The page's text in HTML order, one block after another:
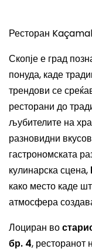
Ресторан
Скопје е град
понуда, каде
трендови се
ресторани до
љубителите на
разновидни
гастрономската
кулинарска сцена,
како место каде
атмосфера
Лоциран во
бр. 4, ресторанот